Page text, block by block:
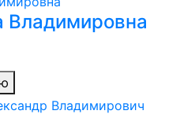
Владимировна